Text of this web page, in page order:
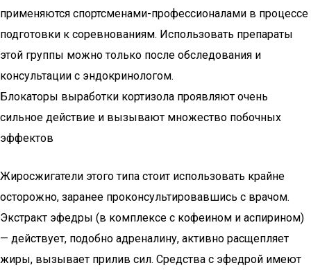
применяются спортсменами-профессионалами в процессе
подготовки к соревнованиям. Использовать препараты
этой группы можно только после обследования и
консультации с эндокринологом.
Блокаторы выработки кортизола проявляют очень
сильное действие и вызывают множество побочных
эффектов
Жиросжигатели этого типа стоит использовать крайне
осторожно, заранее проконсультировавшись с врачом.
Экстракт эфедры (в комплексе с кофеином и аспирином)
— действует, подобно адреналину, активно расщепляет
жиры, вызывает прилив сил. Средства с эфедрой имеют